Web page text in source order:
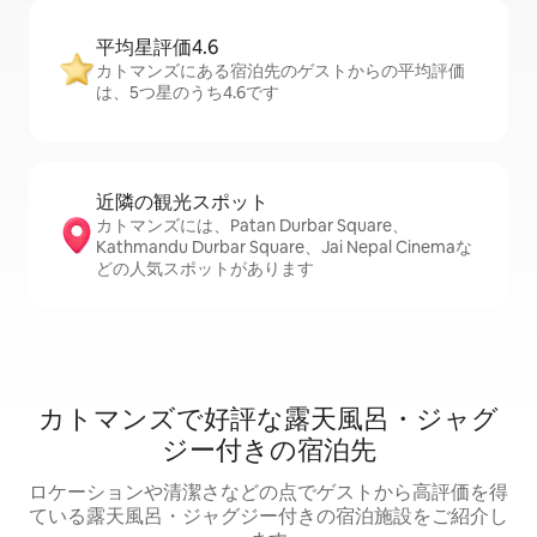
平均星評価4.6
カトマンズにある宿泊先のゲストからの平均評価
は、5つ星のうち4.6です
近隣の観光ス⁠ポ⁠ッ⁠ト
カトマンズには、Patan Durbar Square、
Kathmandu Durbar Square、Jai Nepal Cinemaな
どの人気スポットがあります
カトマンズで好評な露天風呂・ジャグ
ジー付きの宿泊先
ロケーションや清潔さなどの点でゲストから高評価を得
ている露天風呂・ジャグジー付きの宿泊施設をご紹介し